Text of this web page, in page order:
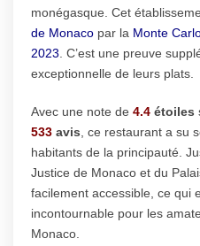
monégasque. Cet
de Monaco par la Monte
2023 . C’est une preuve
exceptionnelle de leurs plats.
Avec une note de 4.4 étoiles
533 avis , ce restaurant a su
habitants de la principauté.
Justice de Monaco et du
facilement accessible, ce qui
incontournable pour les
Monaco.